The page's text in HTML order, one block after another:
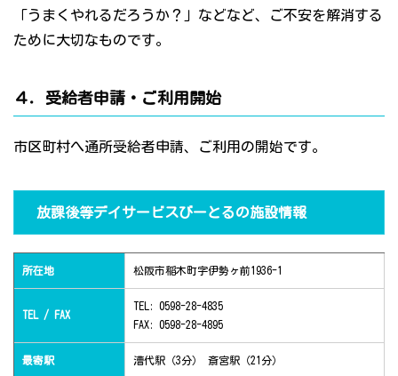
「うまくやれるだろうか？」などなど、ご不安を解消する
ために大切なものです。
４．受給者申請・ご利用開始
市区町村へ通所受給者申請、ご利用の開始です。
放課後等デイサービスびーとるの施設情報
所在地 松阪市稲木町字伊勢ヶ前1936-1
TEL / FAX
TEL: 0598-28-4835
FAX: 0598-28-4895
最寄駅 漕代駅（3分） 斎宮駅（21分）